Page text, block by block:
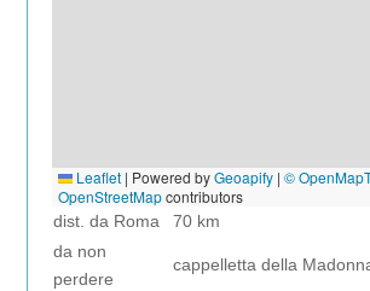
Leaflet | Powered byGeoapify |©
OpenStreetMapcontributors
dist. da Roma
70 km
da non
perdere
cappelletta della